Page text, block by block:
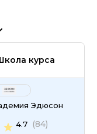
курса
Эдюсон
4.7
(84)